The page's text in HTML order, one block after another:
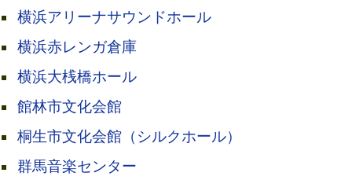
横浜アリーナサウンドホール
横浜赤レンガ倉庫
横浜大桟橋ホール
館林市文化会館
桐生市文化会館（シルクホール）
群馬音楽センター